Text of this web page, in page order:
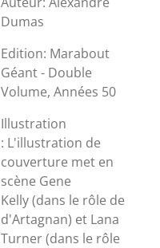
Dumas
Edition: Marabout
Géant - Double
Volume, Années 50
Illustration
: L'illustration de
couverture met en
scène Gene
Kelly (dans le rôle de
d'Artagnan) et Lana
Turner (dans le rôle